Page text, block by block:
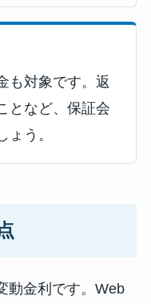
も対象です。返
となど、保証会
う。
動金利です。Web